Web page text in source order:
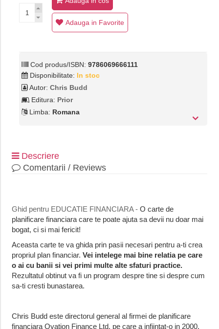
Adauga in Favorite
Cod produs/ISBN: 9786069666111
Disponibilitate: In stoc
Autor: Chris Budd
Editura: Prior
Limba: Romana
Descriere
Comentarii / Reviews
Ghid pentru EDUCATIE FINANCIARA - O carte de
planificare financiara care te poate ajuta sa devii nu doar mai
bogat, ci si mai fericit!
Aceasta carte te va ghida prin pasii necesari pentru a-ti crea
propriul plan financiar. Vei intelege mai bine relatia pe care
o ai cu banii si vei primi multe alte sfaturi practice.
Rezultatul obtinut va fi un program despre tine si despre cum
sa-ti cresti bunastarea.
Chris Budd este directorul general al firmei de planificare
financiara Ovation Finance Ltd, pe care a infiintat-o in 2000.